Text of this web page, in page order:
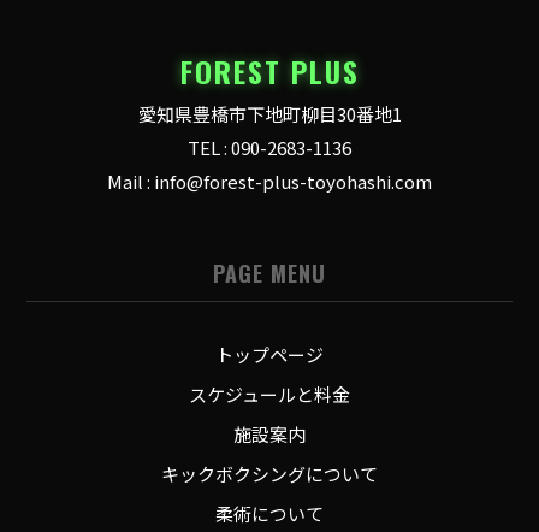
FOREST PLUS
愛知県豊橋市下地町柳目30番地1
TEL : 090-2683-1136
Mail : info@forest-plus-toyohashi.com
PAGE MENU
トップページ
スケジュールと料金
施設案内
キックボクシングについて
柔術について